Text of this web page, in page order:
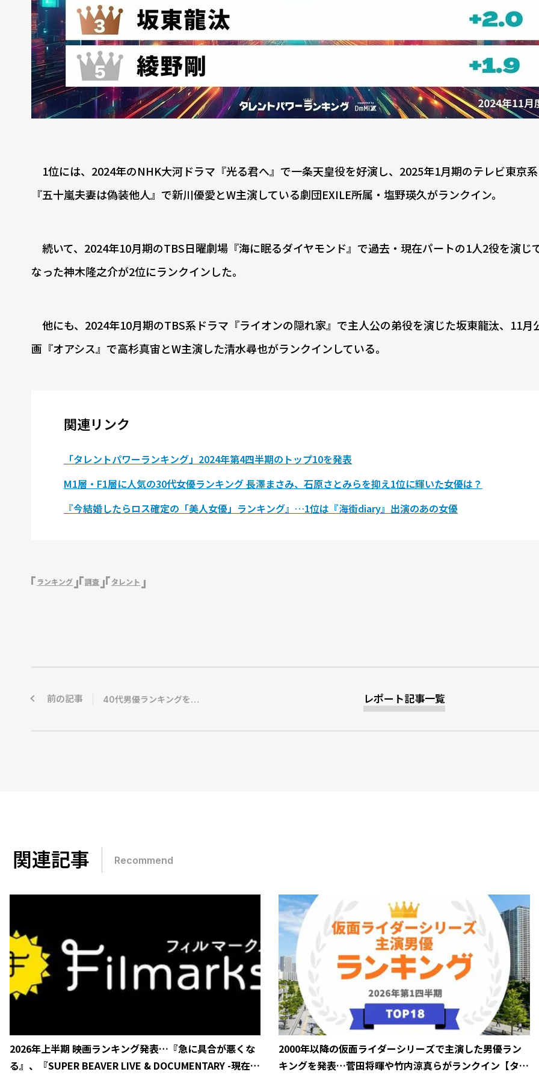
1位には、2024年のNHK大河ドラマ『光る君へ』で一条天皇役を好演し、2025年1月期のテレビ東京
『五十嵐夫妻は偽装他人』で新川優愛とW主演している劇団EXILE所属・塩野瑛久がランクイン。
続いて、2024年10月期のTBS日曜劇場『海に眠るダイヤモンド』で過去・現在パートの1人2役を演じ
なった神木隆之介が2位にランクインした。
他にも、2024年10月期のTBS系ドラマ『ライオンの隠れ家』で主人公の弟役を演じた坂東龍汰、11月
画『オアシス』で高杉真宙とW主演した清水尋也がランクインしている。
関連リンク
「タレントパワーランキング」2024年第4四半期のトップ10を発表
M1層・F1層に人気の30代女優ランキング 長澤まさみ、石原さとみらを抑え1位に輝いた女優は？
『今結婚したらロス確定の「美人女優」ランキング』…1位は『海街diary』出演のあの女優
ランキング 調査 タレント
前の記事 40代男優ランキングを発表…ムロツヨシ・嵐メンバーらがランクイン【タレントパワーランキング】 レポート記事一覧
関連記事 Recommend
2026年上半期 映画ランキング発表…『急に具合が悪くな
る』、『SUPER BEAVER LIVE & DOCUMENTARY -現在
2000年以降の仮面ライダーシリーズで主演した男優ラン
キングを発表…菅田将暉や竹内涼真らがランクイン【タレ